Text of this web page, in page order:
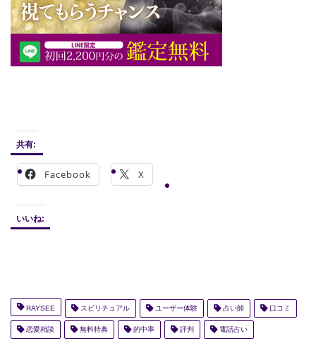
共有:
Facebook X
いいね:
RAYSEE スピリチュアル ユーザー体験 占い師 口コミ
恋愛相談 無料特典 的中率 評判 電話占い